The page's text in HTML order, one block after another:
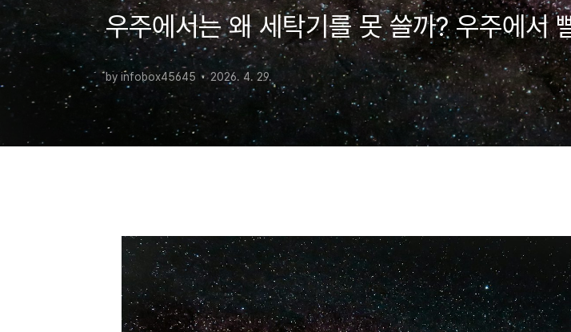
우주에서는 왜 세탁기를 못 쓸까? 우주에서
by infobox45645 2026. 4. 29.